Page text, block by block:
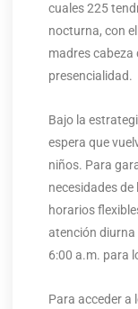
cuales 225
nocturna, con
madres cabeza
presencialidad.
Bajo la
espera que
niños. Para
necesidades
horarios
atención diurna
6:00 a.m. para
Para acceder a